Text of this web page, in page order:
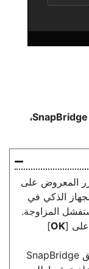
للحصول على معلومات حول استخدام تطبيق SnapBridge،
المعروض على
الذكي في
OK
]
إذا كنت تستخدم جهاز iOS، فأغلق تطبيق SnapBridge